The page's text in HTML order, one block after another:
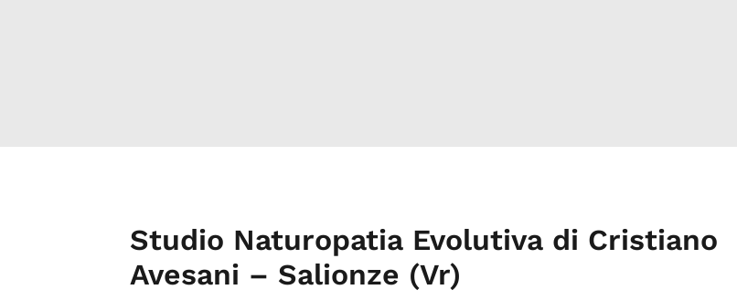
Studio Naturopatia Evolutiva di Cristiano
Avesani – Salionze (Vr)